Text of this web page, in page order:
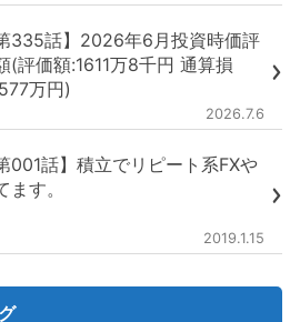
第335話】2026年6月投資時価評
(評価額:1611万8千円 通算損
万円)
2026.7.6
001話】積立でリピート系FXや
ます。
2019.1.15